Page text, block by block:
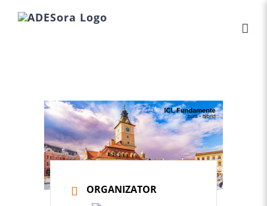
ORGANIZATOR